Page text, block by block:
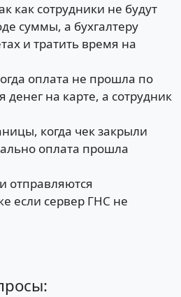
как сотрудники не будут
суммы, а бухгалтеру
и тратить время на
оплата не прошла по
денег на карте, а сотрудник
когда чек закрыли
оплата прошла
отправляются
если сервер ГНС не